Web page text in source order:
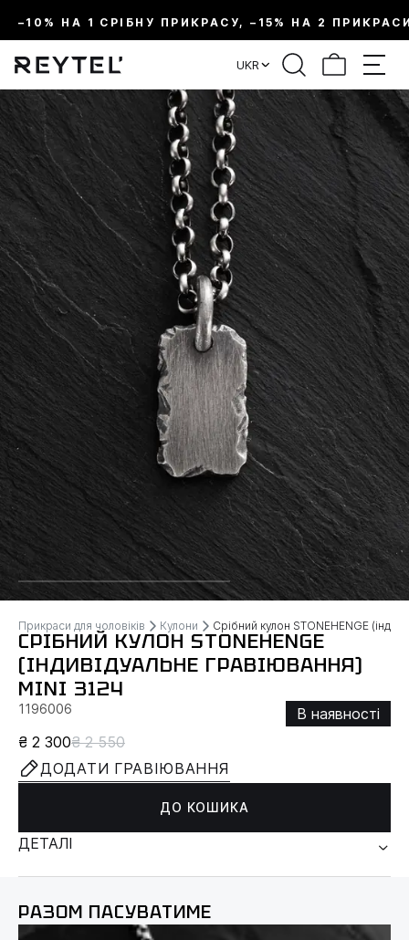
–10% НА 1 СРІБНУ ПРИКРАСУ, –15% НА 2
UKR
Прикраси для чоловіків Кулони Срібний кулон STONEHENGE
СРІБНИЙ КУЛОН STONEHENGE
(ІНДИВІДУАЛЬНЕ ГРАВІЮВАННЯ)
MINI 3124
1196006
В наявності
₴ 2 300₴ 2 550
ДОДАТИ ГРАВІЮВАННЯ
ДО КОШИКА
ДЕТАЛІ
РАЗОМ ПАСУВАТИМЕ